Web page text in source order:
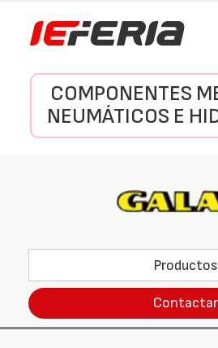
COMPONENTES
NEUMÁTICOS E
Productos
Contactar